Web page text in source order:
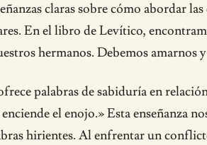
claras sobre cómo abordar
En el libro de Levítico,
hermanos. Debemos
palabras de sabiduría en
el enojo.» Esta enseñanza
hirientes. Al enfrentar un